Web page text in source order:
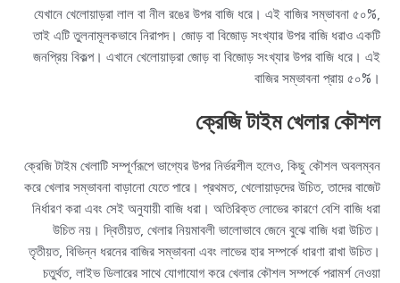
যেখানে খেলোয়াড়রা লাল বা নীল রঙের উপর বাজি ধরে। এই বাজির সম্ভাবনা ৫০%,
তাই এটি তুলনামূলকভাবে নিরাপদ। জোড় বা বিজোড় সংখ্যার উপর বাজি ধরাও একটি
জনপ্রিয় বিকল্প। এখানে খেলোয়াড়রা জোড় বা বিজোড় সংখ্যার উপর বাজি ধরে। এই
বাজির সম্ভাবনা প্রায় ৫০%।
ক্রেজি টাইম খেলার কৌশল
ক্রেজি টাইম খেলাটি সম্পূর্ণরূপে ভাগ্যের উপর নির্ভরশীল হলেও, কিছু কৌশল অবলম্বন
করে খেলার সম্ভাবনা বাড়ানো যেতে পারে। প্রথমত, খেলোয়াড়দের উচিত, তাদের বাজেট
নির্ধারণ করা এবং সেই অনুযায়ী বাজি ধরা। অতিরিক্ত লোভের কারণে বেশি বাজি ধরা
উচিত নয়। দ্বিতীয়ত, খেলার নিয়মাবলী ভালোভাবে জেনে বুঝে বাজি ধরা উচিত।
তৃতীয়ত, বিভিন্ন ধরনের বাজির সম্ভাবনা এবং লাভের হার সম্পর্কে ধারণা রাখা উচিত।
চতুর্থত, লাইভ ডিলারের সাথে যোগাযোগ করে খেলার কৌশল সম্পর্কে পরামর্শ নেওয়া